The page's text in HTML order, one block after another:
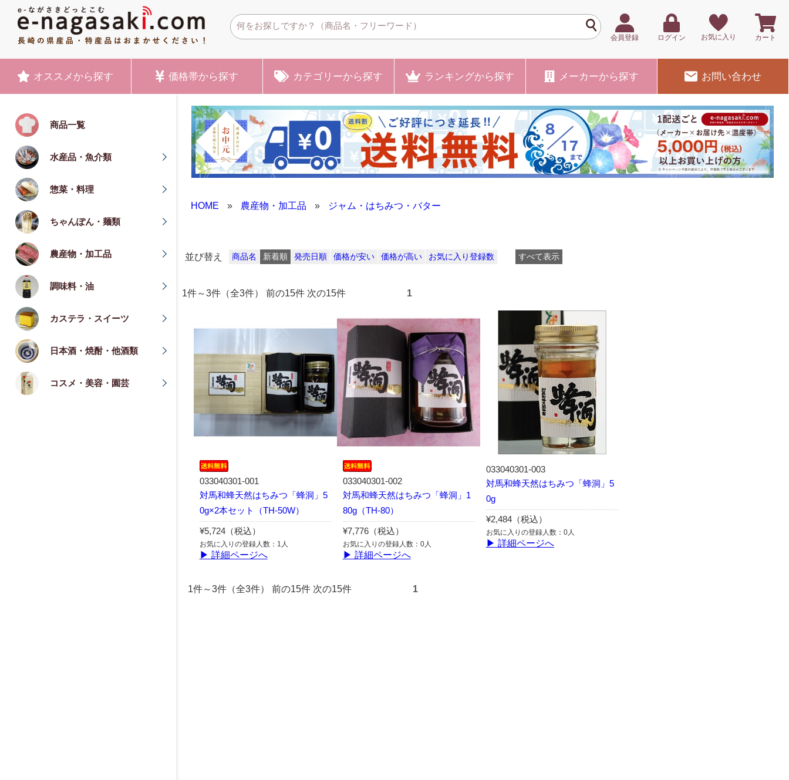
会員登録 ログイン お気に入り カート
オススメ から探す 価格帯から探す カテゴリーから探す ランキングから探す メーカーから探す お問い合わせ
商品一覧
水産品・魚介類
惣菜・料理
ちゃんぽん・麺類
農産物・加工品
調味料・油
カステラ・スイーツ
日本酒・焼酎・他酒類
コスメ・美容・園芸
HOME » 農産物・加工品 » ジャム・はちみつ・バター
並び替え 商品名 新着順 発売日順 価格が安い 価格が高い お気に入り登録数 すべて表示
1件～3件（全3件） 前の15件 次の15件 1
033040301-001
対馬和蜂天然はちみつ「蜂洞」5
0g×2本セット（TH-50W）
¥5,724（税込）
お気に入りの登録人数：1人
▶ 詳細ページへ
033040301-002
対馬和蜂天然はちみつ「蜂洞」1
80g（TH-80）
¥7,776（税込）
お気に入りの登録人数：0人
▶ 詳細ページへ
033040301-003
対馬和蜂天然はちみつ「蜂洞」5
0g
¥2,484（税込）
お気に入りの登録人数：0人
▶ 詳細ページへ
1件～3件（全3件） 前の15件 次の15件 1